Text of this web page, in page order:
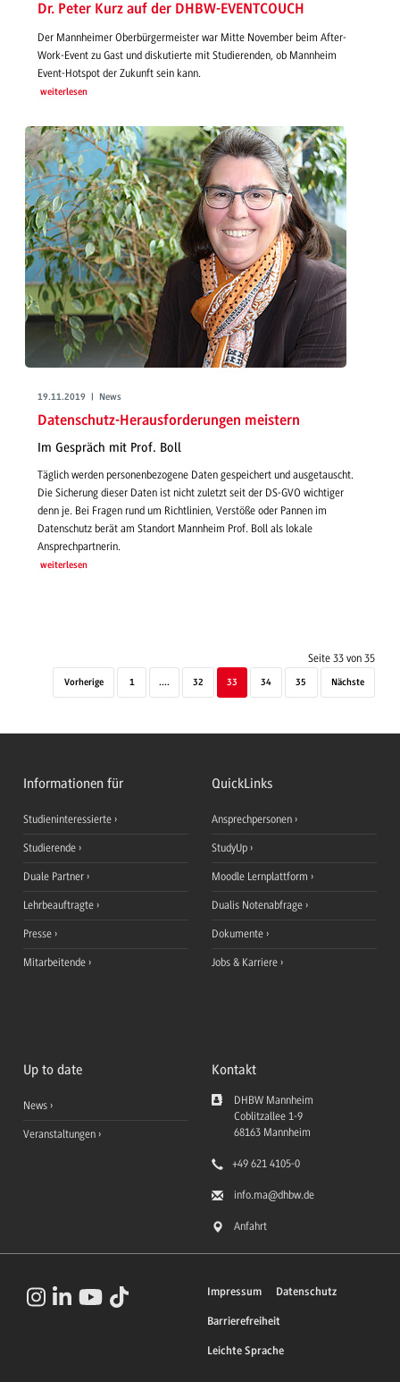
Dr. Peter Kurz auf der DHBW-EVENTCOUCH
Der Mannheimer Oberbürgermeister war Mitte November beim After-
Work-Event zu Gast und diskutierte mit Studierenden, ob Mannheim
Event-Hotspot der Zukunft sein kann.
weiterlesen
19.11.2019 | News
Datenschutz-Herausforderungen meistern
Im Gespräch mit Prof. Boll
Täglich werden personenbezogene Daten gespeichert und ausgetauscht.
Die Sicherung dieser Daten ist nicht zuletzt seit der DS-GVO wichtiger
denn je. Bei Fragen rund um Richtlinien, Verstöße oder Pannen im
Datenschutz berät am Standort Mannheim Prof. Boll als lokale
Ansprechpartnerin.
weiterlesen
Seite 33 von 35
Vorherige 1 .... 32 33 34 35 Nächste
Informationen für
Studieninteressierte
Studierende
Duale Partner
Lehrbeauftragte
Presse
Mitarbeitende
QuickLinks
Ansprechpersonen
StudyUp
Moodle Lernplattform
Dualis Notenabfrage
Dokumente
Jobs & Karriere
Up to date
News
Veranstaltungen
Kontakt
DHBW Mannheim
Coblitzallee 1-9
68163 Mannheim
+49 621 4105-0
info.ma@dhbw.de
Anfahrt
Impressum Datenschutz
Barrierefreiheit
Leichte Sprache